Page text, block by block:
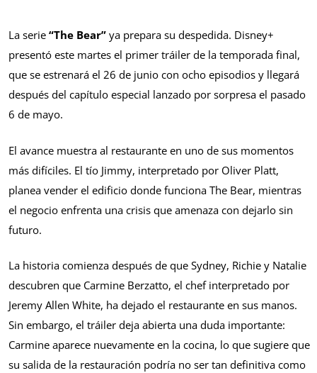
La serie “The Bear” ya prepara su despedida. Disney+
presentó este martes el primer tráiler de la temporada final,
que se estrenará el 26 de junio con ocho episodios y llegará
después del capítulo especial lanzado por sorpresa el pasado
6 de mayo.
El avance muestra al restaurante en uno de sus momentos
más difíciles. El tío Jimmy, interpretado por Oliver Platt,
planea vender el edificio donde funciona The Bear, mientras
el negocio enfrenta una crisis que amenaza con dejarlo sin
futuro.
La historia comienza después de que Sydney, Richie y Natalie
descubren que Carmine Berzatto, el chef interpretado por
Jeremy Allen White, ha dejado el restaurante en sus manos.
Sin embargo, el tráiler deja abierta una duda importante:
Carmine aparece nuevamente en la cocina, lo que sugiere que
su salida de la restauración podría no ser tan definitiva como